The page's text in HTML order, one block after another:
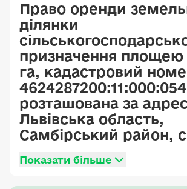
Право оренди
ділянки
призначення площею
га, кадастровий
розташована за
Львівська область,
Самбірський район,
Ралівської сільської
Показати більше